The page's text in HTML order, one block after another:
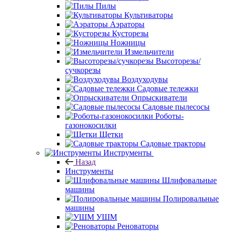
Пилы
Культиваторы
Аэраторы
Кусторезы
Ножницы
Измельчители
Высоторезы/
сучкорезы
Воздуходувы
Садовые тележки
Опрыскиватели
Садовые пылесосы
Роботы-
газонокосилки
Щетки
Садовые тракторы
Инструменты
Назад
Инструменты
Шлифовальные
машины
Полировальные
машины
УШМ
Реноваторы